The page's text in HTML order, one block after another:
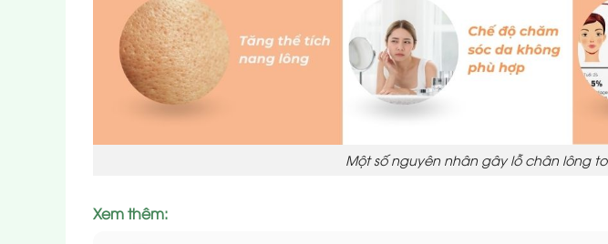
Một số nguyên nhân gây lỗ chân lông to
Xem thêm: